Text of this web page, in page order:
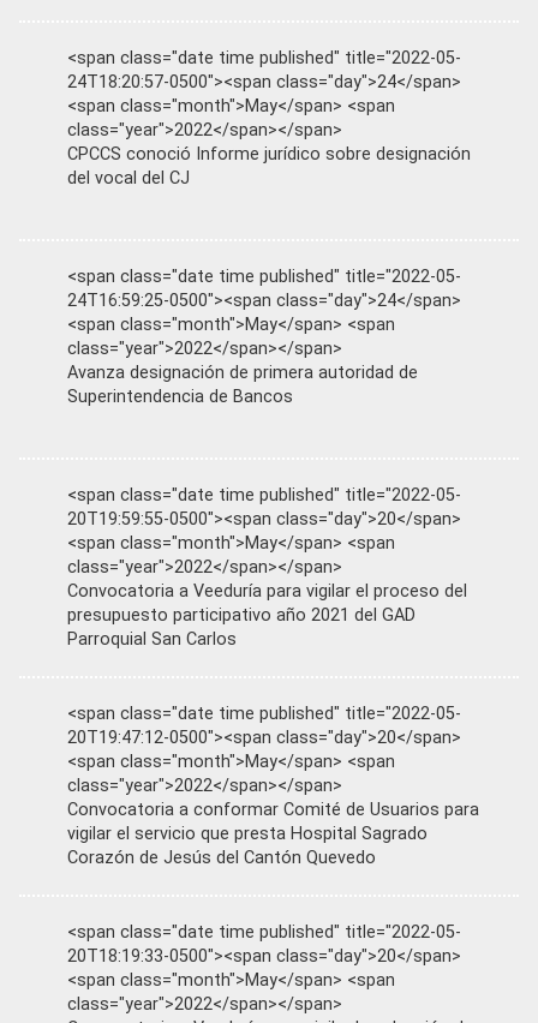
<span class="date time published" title="2022-05-
24T18:20:57-0500"><span class="day">24</span>
<span class="month">May</span> <span
class="year">2022</span></span>
CPCCS conoció Informe jurídico sobre designación
del vocal del CJ
<span class="date time published" title="2022-05-
24T16:59:25-0500"><span class="day">24</span>
<span class="month">May</span> <span
class="year">2022</span></span>
Avanza designación de primera autoridad de
Superintendencia de Bancos
<span class="date time published" title="2022-05-
20T19:59:55-0500"><span class="day">20</span>
<span class="month">May</span> <span
class="year">2022</span></span>
Convocatoria a Veeduría para vigilar el proceso del
presupuesto participativo año 2021 del GAD
Parroquial San Carlos
<span class="date time published" title="2022-05-
20T19:47:12-0500"><span class="day">20</span>
<span class="month">May</span> <span
class="year">2022</span></span>
Convocatoria a conformar Comité de Usuarios para
vigilar el servicio que presta Hospital Sagrado
Corazón de Jesús del Cantón Quevedo
<span class="date time published" title="2022-05-
20T18:19:33-0500"><span class="day">20</span>
<span class="month">May</span> <span
class="year">2022</span></span>